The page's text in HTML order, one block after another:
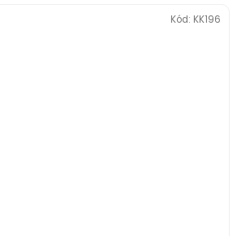
Kód: KK196